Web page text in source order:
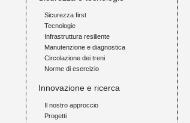
Sicurezza first
Tecnologie
Infrastruttura resiliente
Manutenzione e diagnostica
Circolazione dei treni
Norme di esercizio
Innovazione e ricerca
Il nostro approccio
Progetti